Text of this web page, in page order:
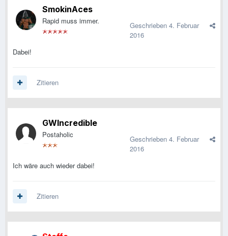
SmokinAces
Rapid muss immer. Geschrieben 4. Februar
2016
Dabei!
Zitieren
GWIncredible
Postaholic Geschrieben 4. Februar
2016
Ich wäre auch wieder dabei!
Zitieren